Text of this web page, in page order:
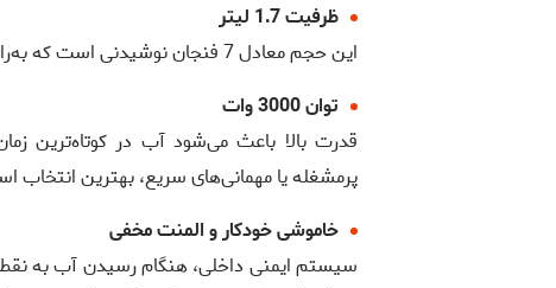
ظرفیت 1.7 لیتر
این حجم معادل 7 فنجان نوشیدنی است که به‌راحتی نیاز یک خانواده یا میهمانی کوچک را برطرف می‌کند.
توان 3000 وات
قدرت بالا باعث می‌شود آب در کوتاه‌ترین
پرمشغله یا مهمانی‌های سریع، بهترین انتخاب
خاموشی خودکار و المنت مخفی
سیستم ایمنی داخلی، هنگام رسیدن آب به